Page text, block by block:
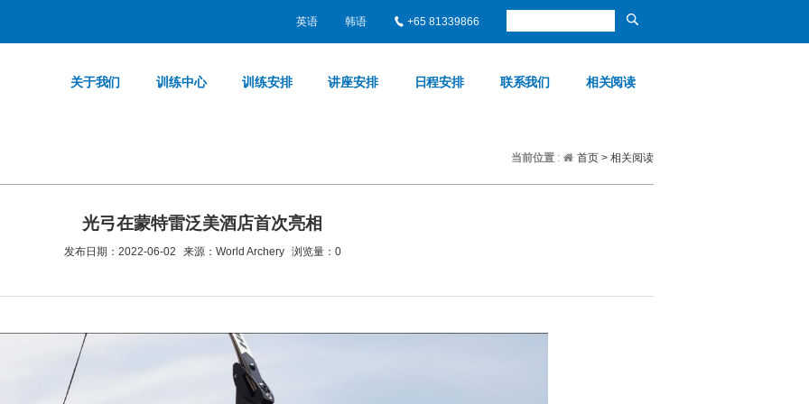
英语 韩语 +65 81339866
关于我们 训练中心 训练安排 讲座安排 日程安排 联系我们 相关阅读
当前位置 : 首页 > 相关阅读
光弓在蒙特雷泛美酒店首次亮相
发布日期：2022-06-02 来源：World Archery 浏览量： 0